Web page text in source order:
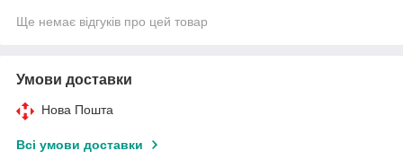
Ще немає відгуків про цей товар
Умови доставки
Нова Пошта
Всі умови доставки